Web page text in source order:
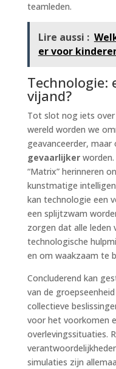
teamleden.
Lire aussi :
er voor
Technologie:
vijand?
Tot slot nog iets
wereld worden we
geavanceerder, maar
gevaarlijkerworden.
“Matrix” herinneren
kunstmatige
kan technologie een
een splijtzwam
zorgen dat alle leden
technologische
en om waakzaam te
Concluderend kan
van de
collectieve
voor het voorkomen
overlevingssituaties.
simulaties zijn